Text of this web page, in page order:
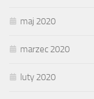
maj 2020
marzec 2020
luty 2020